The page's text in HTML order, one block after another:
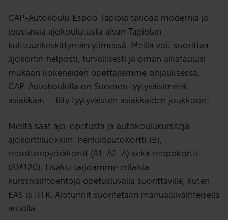
CAP-Autokoulu Espoo Tapiola tarjoaa modernia ja
joustavaa ajokoulutusta aivan Tapiolan
kulttuurikeskittymän ytimessä. Meillä voit suorittaa
ajokortin helposti, turvallisesti ja oman aikataulusi
mukaan kokeneiden opettajiemme ohjauksessa.
CAP-Autokoululla on Suomen tyytyväisimmät
asiakkaat – liity tyytyväisten asiakkaiden joukkoon!
Meiltä saat ajo-opetusta ja autokoulukursseja
ajokorttiluokkiin: henkilöautokortti (B),
moottoripyöräkortit (A1, A2, A) sekä mopokortti
(AM120). Lisäksi tarjoamme erilaisia
kurssivaihtoehtoja opetusluvalla suorittaville, kuten
EAS ja RTK. Ajotunnit suoritetaan manuaalivaihteisella
autolla.